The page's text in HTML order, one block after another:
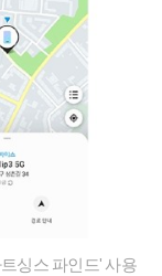
싱스 파인드' 사용